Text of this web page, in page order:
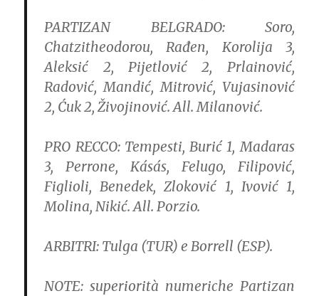
PARTIZAN BELGRADO:Soro,
Chatzitheodorou, Rađen, Korolija 3,
Aleksić 2, Pijetlović 2, Prlainović,
Radović, Mandić, Mitrović, Vujasinović
2, Ćuk 2, Živojinović. All. Milanović.
PRO RECCO:Tempesti, Burić 1, Madaras
3, Perrone, Kásás, Felugo, Filipović,
Figlioli, Benedek, Zloković 1, Ivović 1,
Molina, Nikić. All. Porzio.
ARBITRI: Tulga (TUR) e Borrell (ESP).
NOTE: superiorità numeriche Partizan